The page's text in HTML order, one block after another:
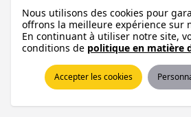
À propos
Blogue
Nous utilisons des cookies pour
offrons la meilleure expérience sur
En continuant à utiliser notre site,
conditions de politique en matière
Accepter les cookies